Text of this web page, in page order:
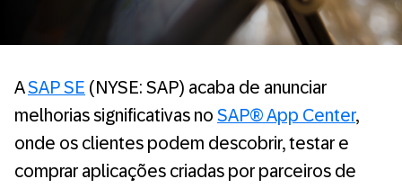
ASAP SE (NYSE: SAP) acaba de anunciar
melhorias significativas no SAP® App Center,
onde os clientes podem descobrir, testar e
comprar aplicações criadas por parceiros de